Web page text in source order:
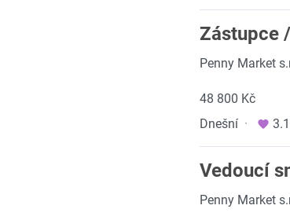
Zástupce
Penny Market
48 800 Kč
Dnešní · 3.1
Vedoucí
Penny Market